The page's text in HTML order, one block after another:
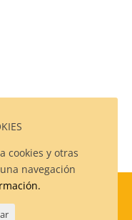
Privacidad
cookies y otras
navegación